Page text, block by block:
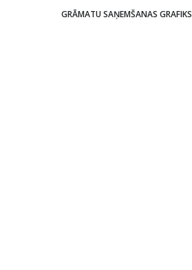
GRĀMATU SAŅEMŠANAS GRAFIKS